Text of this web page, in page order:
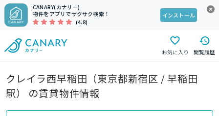
CANARY(カナリー)
物件をアプリでサクサク検索！
(4.8)
インストール
お気に入り 閲覧履歴
クレイラ西早稲田（東京都新宿区 / 早稲田
駅） の賃貸物件情報